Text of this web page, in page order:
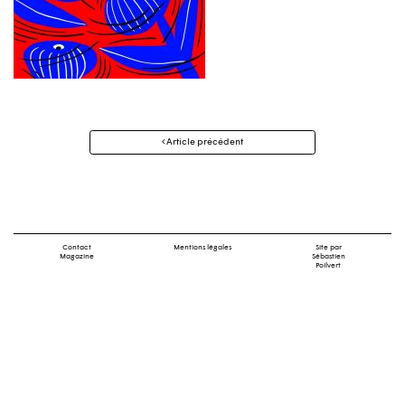
Navigation
Article précédent
Contact
Magazine
Mentions légales
Site par
Sébastien
Poilvert